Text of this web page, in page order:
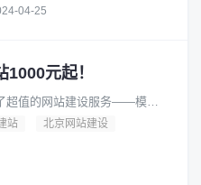
预算，选择适合你的网站类
04-25
元起！
超值的网站建设服务——模板
你没有听错，只要1000元，就
站
北京网站建设